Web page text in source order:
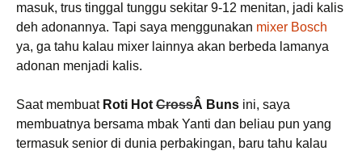
masuk, trus tinggal tunggu sekitar 9-12 menitan, jadi kalis
deh adonannya. Tapi saya menggunakan mixer Bosch
ya, ga tahu kalau mixer lainnya akan berbeda lamanya
adonan menjadi kalis.
Saat membuat Roti Hot CrossÂ Buns ini, saya
membuatnya bersama mbak Yanti dan beliau pun yang
termasuk senior di dunia perbakingan, baru tahu kalau